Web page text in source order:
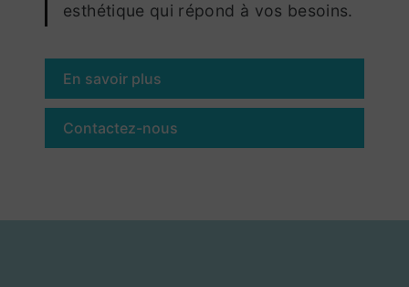
esthétique qui répond à vos besoins.
En savoir plus
Contactez-nous